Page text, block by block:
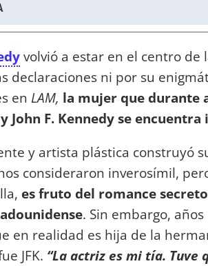
volvió a estar en el centro de
declaraciones ni por su
en LAM, la mujer que durante
y John F. Kennedy se
y artista plástica construyó
consideraron inverosímil,
es fruto del romance
. Sin embargo,
en realidad es hija de la
JFK. “La actriz es mi tía. Tuve